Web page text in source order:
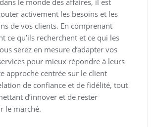
le monde des affaires, il est
activement les besoins et les
de vos clients. En comprenant
ce qu’ils recherchent et ce qui les
serez en mesure d’adapter vos
pour mieux répondre à leurs
approche centrée sur le client
de confiance et de fidélité, tout
d’innover et de rester
le marché.